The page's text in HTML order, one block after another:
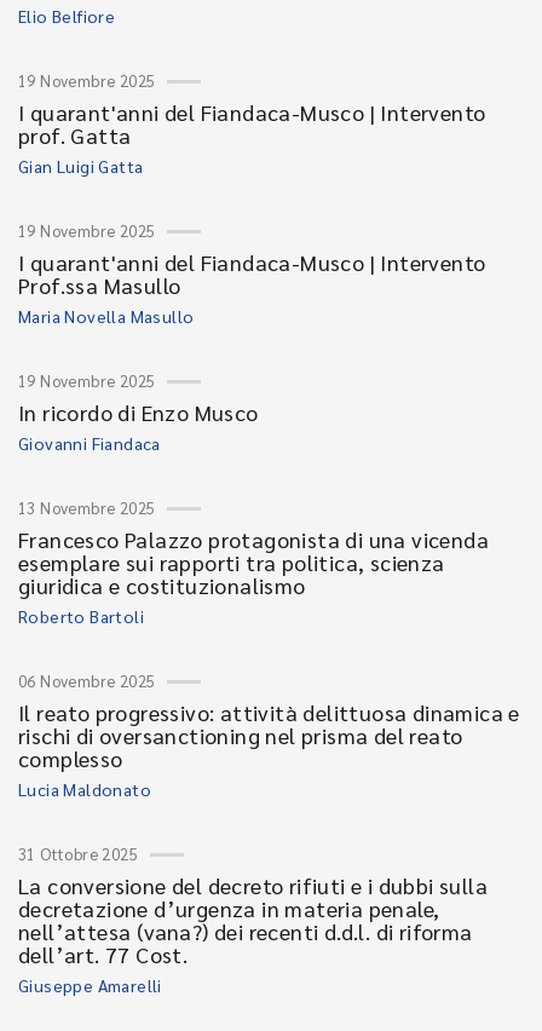
Elio Belfiore
19 Novembre 2025
I quarant'anni del Fiandaca-Musco | Intervento
prof. Gatta
Gian Luigi Gatta
19 Novembre 2025
I quarant'anni del Fiandaca-Musco | Intervento
Prof.ssa Masullo
Maria Novella Masullo
19 Novembre 2025
In ricordo di Enzo Musco
Giovanni Fiandaca
13 Novembre 2025
Francesco Palazzo protagonista di una vicenda
esemplare sui rapporti tra politica, scienza
giuridica e costituzionalismo
Roberto Bartoli
06 Novembre 2025
Il reato progressivo: attività delittuosa dinamica e
rischi di oversanctioning nel prisma del reato
complesso
Lucia Maldonato
31 Ottobre 2025
La conversione del decreto rifiuti e i dubbi sulla
decretazione d’urgenza in materia penale,
nell’attesa (vana?) dei recenti d.d.l. di riforma
dell’art. 77 Cost.
Giuseppe Amarelli